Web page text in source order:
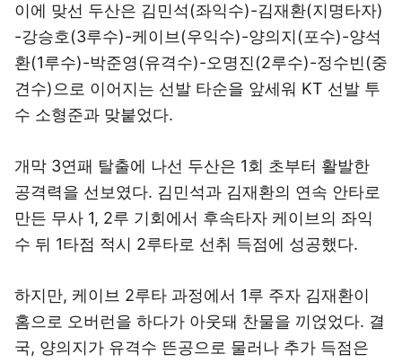
이에 맞선 두산은 김민석(좌익수)-김재환(지명타자)
-강승호(3루수)-케이브(우익수)-양의지(포수)-양석
환(1루수)-박준영(유격수)-오명진(2루수)-정수빈(중
견수)으로 이어지는 선발 타순을 앞세워 KT 선발 투
수 소형준과 맞붙었다.
개막 3연패 탈출에 나선 두산은 1회 초부터 활발한
공격력을 선보였다. 김민석과 김재환의 연속 안타로
만든 무사 1, 2루 기회에서 후속타자 케이브의 좌익
수 뒤 1타점 적시 2루타로 선취 득점에 성공했다.
하지만, 케이브 2루타 과정에서 1루 주자 김재환이
홈으로 오버런을 하다가 아웃돼 찬물을 끼얹었다. 결
국, 양의지가 유격수 뜬공으로 물러나 추가 득점은